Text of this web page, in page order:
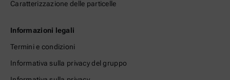
Caratterizzazione delle particelle
Informazioni legali
Termini e condizioni
Informativa sulla privacy del gruppo